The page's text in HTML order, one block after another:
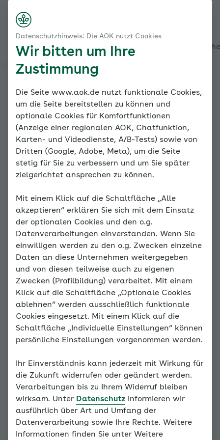
Alles über den Coach Mein Coach
Modul 1: Wissenswertes - Trennungsangst
Angstentstehung und -verlauf
Der Teufelskreis der Angst
Familiencoach
Kinderängste
Angstentstehung und -verlauf
Der Teufelskreis der
Angst
Hinweis
Sie befinden sich
außerhalb der
empfohlenen Reihenfolge.
Unser Konzept erfordert,
dass alle
Grundlagen bearbeitet
werden. Bitte bearbeiten
Sie daher alle Seiten des
Familiencoaches der Reihe
nach.
Weiter mit:
Wann hilft mir
Datenschutzhinweis: Die AOK nutzt Cookies
Wir bitten um Ihre
Zustimmung
Die Seite www.aok.de nutzt funktionale Cookies,
um die Seite bereitstellen zu können und
optionale Cookies für Komfortfunktionen
(Anzeige einer regionalen AOK, Chatfunktion,
Karten- und Videodienste, A/B-Tests) sowie von
Dritten (Google, Adobe, Meta), um die Seite
stetig für Sie zu verbessern und um Sie später
zielgerichtet ansprechen zu können.
Mit einem Klick auf die Schaltfläche „Alle
akzeptieren“ erklären Sie sich mit dem Einsatz
der optionalen Cookies und den o.g.
Datenverarbeitungen einverstanden. Wenn Sie
einwilligen werden zu den o.g. Zwecken einzelne
Daten an diese Unternehmen weitergegeben
und von diesen teilweise auch zu eigenen
Zwecken (Profilbildung) verarbeitet. Mit einem
Klick auf die Schaltfläche „Optionale Cookies
ablehnen“ werden ausschließlich funktionale
Cookies eingesetzt. Mit einem Klick auf die
Schaltfläche „Individuelle Einstellungen“ können
persönliche Einstellungen vorgenommen werden.
Ihr Einverständnis kann jederzeit mit Wirkung für
die Zukunft widerrufen oder geändert werden.
Verarbeitungen bis zu Ihrem Widerruf bleiben
wirksam. Unter Datenschutz informieren wir
ausführlich über Art und Umfang der
Datenverarbeitung sowie Ihre Rechte. Weitere
Informationen finden Sie unter Weitere